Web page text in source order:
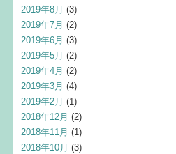
2019年8月 (3)
2019年7月 (2)
2019年6月 (3)
2019年5月 (2)
2019年4月 (2)
2019年3月 (4)
2019年2月 (1)
2018年12月 (2)
2018年11月 (1)
2018年10月 (3)